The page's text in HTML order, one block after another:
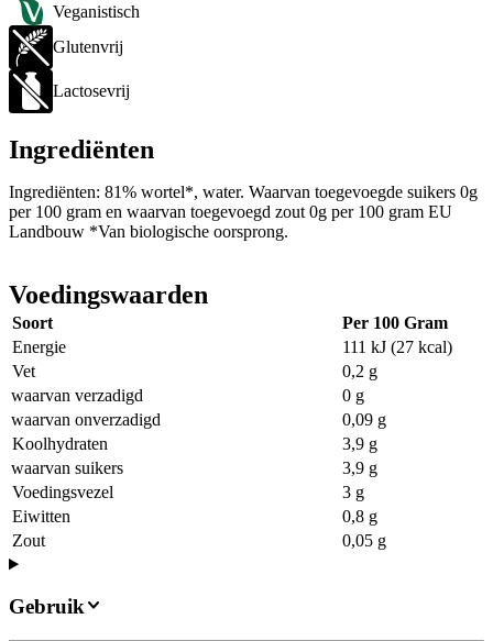
Veganistisch
Glutenvrij
Lactosevrij
Ingrediënten
Ingrediënten: 81% wortel*, water. Waarvan toegevoegde suikers 0g
per 100 gram en waarvan toegevoegd zout 0g per 100 gram EU
Landbouw *Van biologische oorsprong.
Voedingswaarden
Soort
Per 100 Gram
Energie
111 kJ (27 kcal)
Vet
0,2 g
waarvan verzadigd
0 g
waarvan onverzadigd
0,09 g
Koolhydraten
3,9 g
waarvan suikers
3,9 g
Voedingsvezel
3 g
Eiwitten
0,8 g
Zout
0,05 g
Gebruik